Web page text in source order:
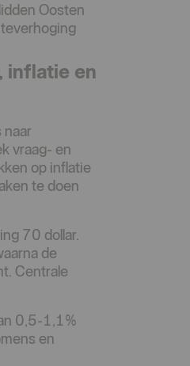
Oosten
inflatie en
vraag- en
op inflatie
te doen
70 dollar.
de
Centrale
0,5-1,1%
en